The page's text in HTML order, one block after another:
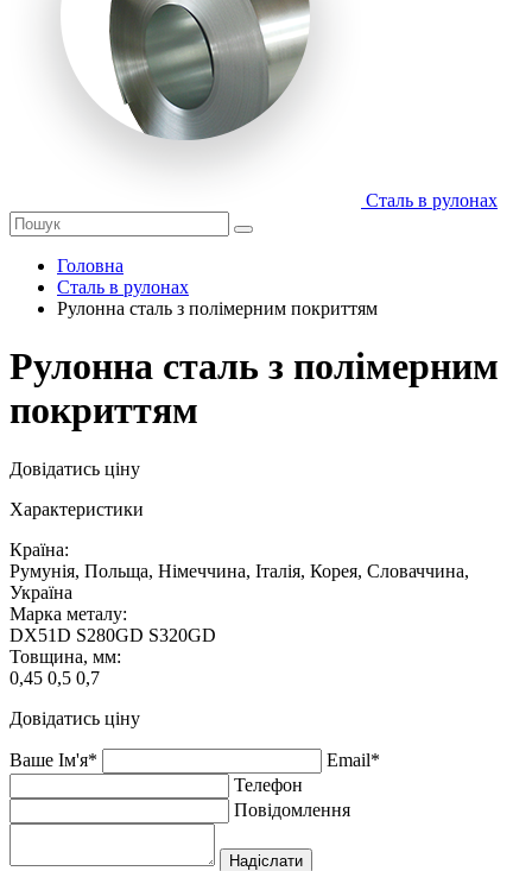
Сталь в рулонах
Головна
Сталь в рулонах
Рулонна сталь з полімерним покриттям
Рулонна сталь з полімерним
покриттям
Довідатись ціну
Характеристики
Країна:
Румунія, Польща, Німеччина, Італія, Корея, Словаччина,
Україна
Марка металу:
DX51D S280GD S320GD
Товщина, мм:
0,45 0,5 0,7
Довідатись ціну
Ваше Ім'я*
Email*
Телефон
Повідомлення
Надіслати